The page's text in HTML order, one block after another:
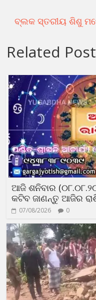
ବ୍ଲକ ସ୍ତରୀୟ ଶିଶୁ
Related
ଆଜି ଶନିବାର
କଟିବ ଜାଣନ୍ତୁ ଆଜିର
07/08/2026 0